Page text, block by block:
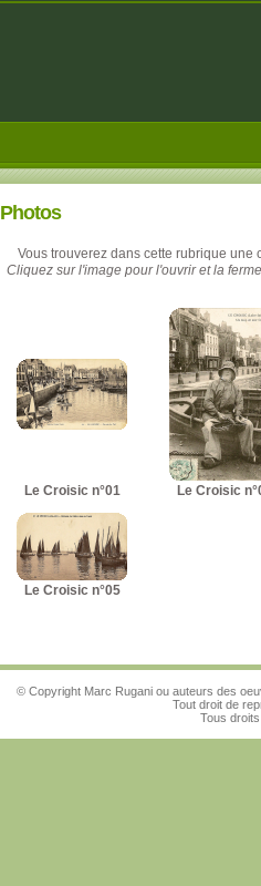
Photos
Vous trouverez dans cette rubrique une
Cliquez sur l'image pour l'ouvrir et la
Le Croisic n°01 Le Croisic
Le Croisic n°05
© Copyright Marc Rugani ou auteurs des
Tout droit de
Tous